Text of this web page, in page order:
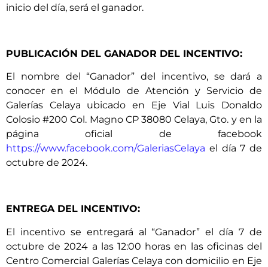
inicio del día, será el ganador.
PUBLICACIÓN DEL GANADOR DEL INCENTIVO:
El nombre del “Ganador” del incentivo, se dará a
conocer en el Módulo de Atención y Servicio de
Galerías Celaya ubicado en Eje Vial Luis Donaldo
Colosio #200 Col. Magno CP 38080 Celaya, Gto. y en la
página oficial de facebook
https://www.facebook.com/GaleriasCelaya el día 7 de
octubre de 2024.
ENTREGA DEL INCENTIVO:
El incentivo se entregará al “Ganador” el día 7 de
octubre de 2024 a las 12:00 horas en las oficinas del
Centro Comercial Galerías Celaya con domicilio en Eje